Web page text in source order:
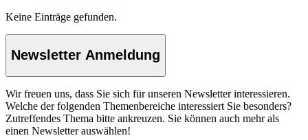
Keine Einträge gefunden.
Newsletter Anmeldung
Wir freuen uns, dass Sie sich für unseren Newsletter interessieren.
Welche der folgenden Themenbereiche interessiert Sie besonders?
Zutreffendes Thema bitte ankreuzen. Sie können auch mehr als
einen Newsletter auswählen!